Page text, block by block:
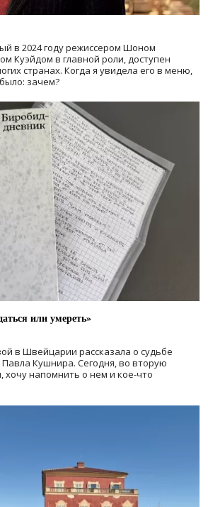
в 2024 годурежиссером Шоном
Куэйдом в главной роли, доступен
странах. Когда я увидела его в меню,
зачем?
или умереть»
в Швейцарии рассказала о судьбе
Павла Кушнира. Сегодня, во вторую
хочу напомнить о нем и кое-что